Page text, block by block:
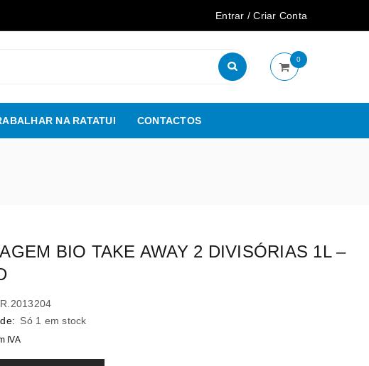
Entrar /Criar Conta
0
NA RATATUI CONTACTOS
BIO TAKE AWAY 2 DIVISÓRIAS 1L –
R.2013204
Só 1 em stock
IVA